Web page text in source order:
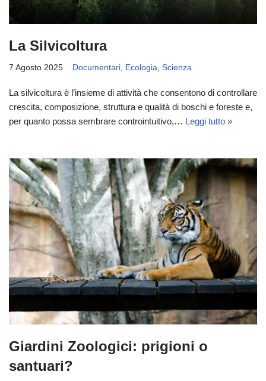
La Silvicoltura
7 Agosto 2025 Documentari, Ecologia, Scienza
La silvicoltura è l’insieme di attività che consentono di controllare
crescita, composizione, struttura e qualità di boschi e foreste e,
per quanto possa sembrare controintuitivo,… Leggi tutto »
Giardini Zoologici: prigioni o
santuari?